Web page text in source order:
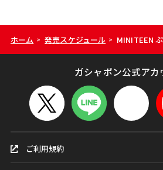
ホーム > 発売スケジュール > MINITEEN
ガシャポン公式アカ
ご利用規約